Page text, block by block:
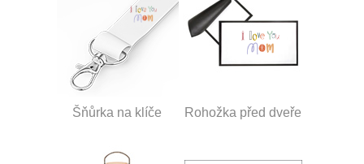
Šňůrka na klíče Rohožka před dveře